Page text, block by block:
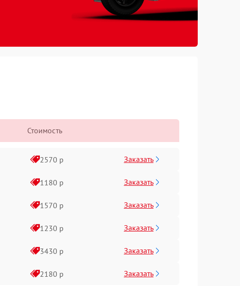
Стоимость
2570 р Заказать
1180 р Заказать
1570 р Заказать
1230 р Заказать
3430 р Заказать
2180 р Заказать